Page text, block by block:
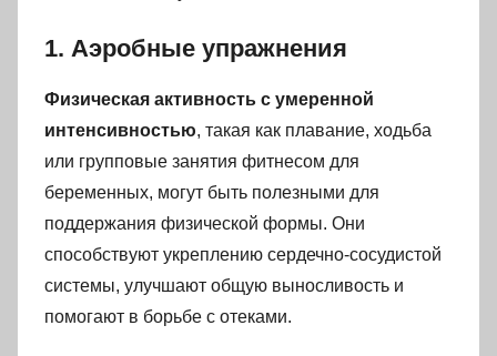
1. Аэробные упражнения
Физическая активность с умеренной
интенсивностью, такая как плавание, ходьба
или групповые занятия фитнесом для
беременных, могут быть полезными для
поддержания физической формы. Они
способствуют укреплению сердечно-сосудистой
системы, улучшают общую выносливость и
помогают в борьбе с отеками.